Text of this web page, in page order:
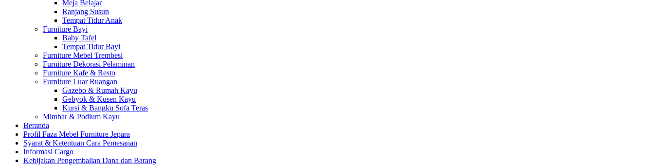
Meja Belajar
Ranjang Susun
Tempat Tidur Anak
Furniture Bayi
Baby Tafel
Tempat Tidur Bayi
Furniture Mebel Trembesi
Furniture Dekorasi Pelaminan
Furniture Kafe & Resto
Furniture Luar Ruangan
Gazebo & Rumah Kayu
Gebyok & Kusen Kayu
Kursi & Bangku Sofa Teras
Mimbar & Podium Kayu
Beranda
Profil Faza Mebel Furniture Jepara
Syarat & Ketentuan Cara Pemesanan
Informasi Cargo
Kebijakan Pengembalian Dana dan Barang